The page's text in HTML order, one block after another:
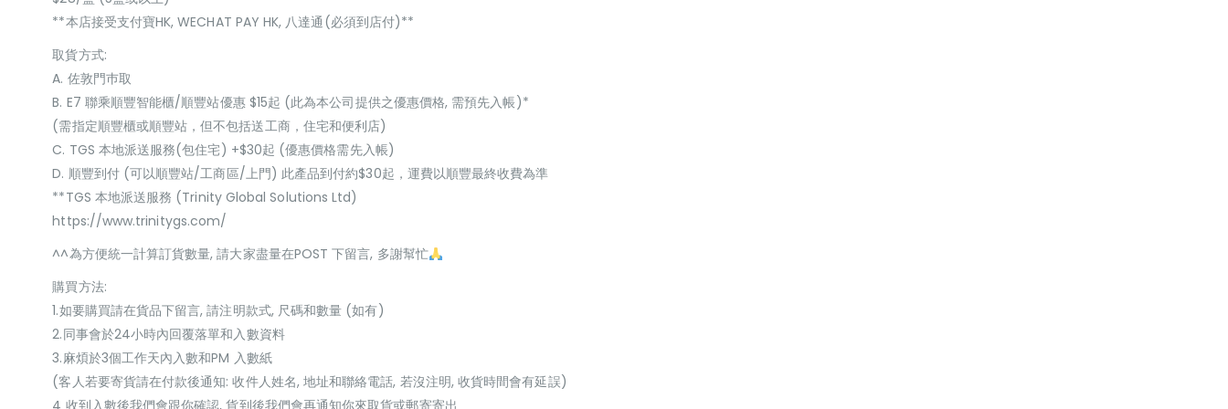
**本店接受支付寶HK, WECHAT PAY HK, 八達通(必須到店付)**
取貨方式:
A. 佐敦門巿取
B. E7 聯乘順豐智能櫃/順豐站優惠 $15起 (此為本公司提供之優惠價格, 需預先入帳)*
(需指定順豐櫃或順豐站，但不包括送工商，住宅和便利店)
C. TGS 本地派送服務(包住宅) +$30起 (優惠價格需先入帳)
D. 順豐到付 (可以順豐站/工商區/上門) 此產品到付約$30起，運費以順豐最終收費為準
**TGS 本地派送服務 (Trinity Global Solutions Ltd)
https://www.trinitygs.com/
^^為方便統一計算訂貨數量, 請大家盡量在POST 下留言, 多謝幫忙
購買方法:
1.如要購買請在貨品下留言, 請注明款式, 尺碼和數量 (如有)
2.同事會於24小時內回覆落單和入數資料
3.麻煩於3個工作天內入數和PM 入數紙
(客人若要寄貨請在付款後通知: 收件人姓名, 地址和聯絡電話, 若沒注明, 收貨時間會有延誤)